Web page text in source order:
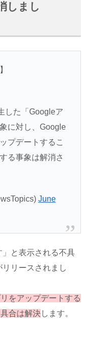
しまし
した「Googleア
に対し、Google
プデートするこ
る事象は解消さ
June
」と表示される不具
リリースされまし
をアップデートする
合は解決します。